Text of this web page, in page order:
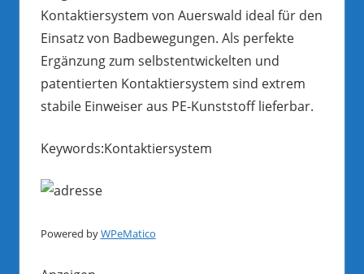
Kontaktiersystem von Auerswald ideal für den
Einsatz von Badbewegungen. Als perfekte
Ergänzung zum selbstentwickelten und
patentierten Kontaktiersystem sind extrem
stabile Einweiser aus PE-Kunststoff lieferbar.
Keywords:Kontaktiersystem
Powered byWPeMatico